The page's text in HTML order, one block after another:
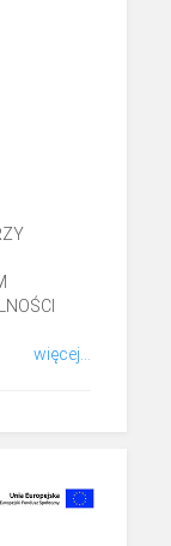
więcej...